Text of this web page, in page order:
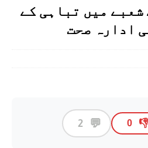
شعبے میں تباہی کے
ادارہ صحت
👎
0
💬
2